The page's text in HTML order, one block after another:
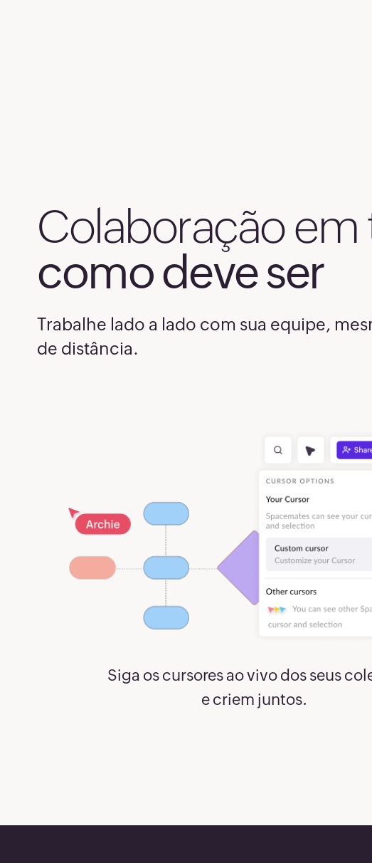
Colaboração em
como deve ser
Trabalhe lado a lado com sua equipe,
de distância.
Siga os cursores ao vivo dos seus
e criem juntos.
76
77
78
79
82
83
84
85
86
87
90